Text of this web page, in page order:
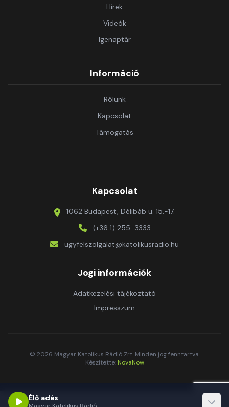
Hírek
Videók
Igenaptár
Információ
Rólunk
Kapcsolat
Támogatás
Kapcsolat
1062 Budapest, Délibáb u. 15.-17.
(+36 1) 255-3333
ugyfelszolgalat@katolikusradio.hu
Jogi információk
Adatkezelési tájékoztató
Impresszum
© 2026 Magyar Katolikus Rádió Zrt. Minden jog fenntartva.
Készítette: NovaNow
Élő adás